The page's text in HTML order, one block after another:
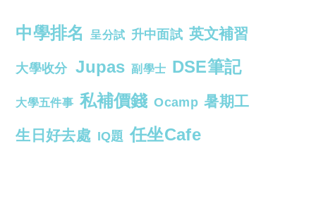
中學排名 呈分試 升中面試 英文補習
大學收分 Jupas 副學士 DSE筆記
大學五件事 私補價錢 Ocamp 暑期工
生日好去處 IQ題 任坐Cafe